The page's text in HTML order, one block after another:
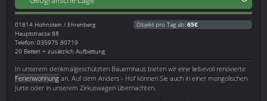
01814 Hohnstein / Ehrenberg
Hauptstrasse 88
Telefon: 035975 80719
20 Betten + zusätzlich Aufbettung
Objekt pro Tag ab: 65€
In unserem denkmalgeschützten Bauernhaus bieten wir eine liebevoll renovierte
Ferienwohnung an. Auf dem Anders - Hof können Sie auch in einer mongolischen
Jurte oder in unserem Zirkuswagen übernachten.